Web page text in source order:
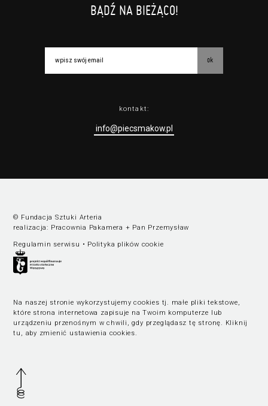
BĄDŹ NA BIEŻĄCO!
ok
kontakt:
info@piecsmakow.pl
© Fundacja Sztuki Arteria
realizacja: Pracownia Pakamera + Pan Przemysław
Regulamin serwisu • Polityka plików cookie
Na naszej stronie wykorzystujemy cookies tj. małe pliki tekstowe,
które strona internetowa zapisuje na Twoim komputerze lub
urządzeniu przenośnym w chwili, gdy przeglądasz tę stronę. Kliknij
tu, aby zmienić ustawienia cookies.